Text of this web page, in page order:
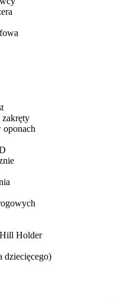
zakręty
oponach
Hill Holder
dziecięcego)